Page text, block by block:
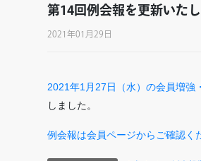
第14回例会報を更新いたし
2021年01月29日
2021年1月27日（水）の会員増強
しました。
例会報は会員ページからご確認く